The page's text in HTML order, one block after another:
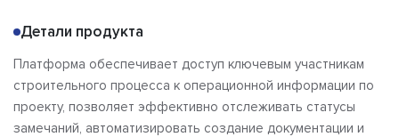
Детали продукта
Платформа обеспечивает доступ ключевым участникам
строительного процесса к операционной информации по
проекту, позволяет эффективно отслеживать статусы
замечаний, автоматизировать создание документации и